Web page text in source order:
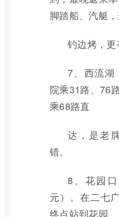
脚踏船、汽艇
钓边烤，更
7、西流湖
院乘31路、76
乘68路直
达，是老
错。
8、花园
元）。在二七
终点站到花园